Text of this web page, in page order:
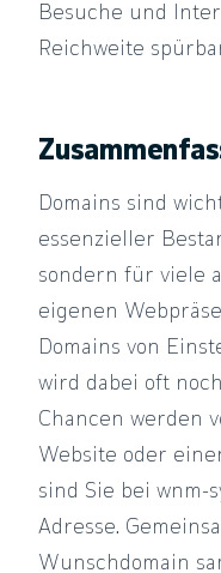
Besuche und
Reichweite
Domains sind
essenzieller
sondern für viele
eigenen
Domains von
wird dabei oft
Chancen werden
Website oder
sind Sie bei wnm-
Adresse.
Wunschdomain